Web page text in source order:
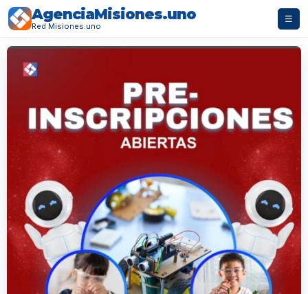
AgenciaMisiones.uno
Red Misiones.uno
☰